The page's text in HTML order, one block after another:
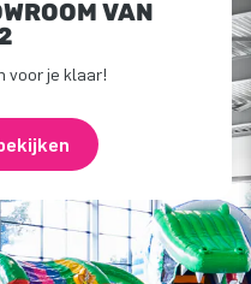
VAN
voor je klaar!